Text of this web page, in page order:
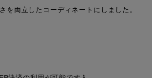
を両立したコーディネートにしました。